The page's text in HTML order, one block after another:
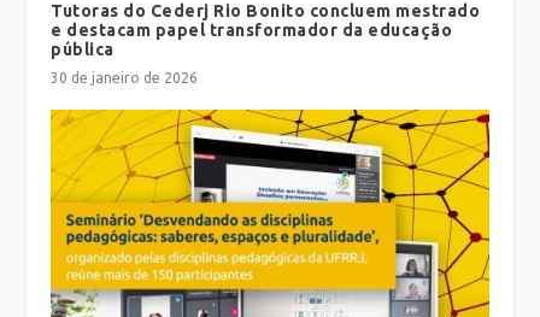
Tutoras do Cederj Rio Bonito concluem mestrado
e destacam papel transformador da educação
pública
30 de janeiro de 2026